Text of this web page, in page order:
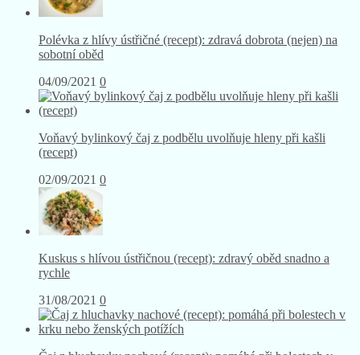
Polévka z hlívy ústřičné (recept): zdravá dobrota (nejen) na
sobotní oběd
04/09/2021 0
Voňavý bylinkový čaj z podbělu uvolňuje hleny při kašli
(recept)
02/09/2021 0
Kuskus s hlívou ústřičnou (recept): zdravý oběd snadno a
rychle
31/08/2021 0